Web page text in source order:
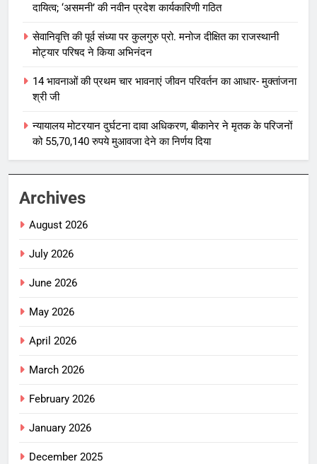
दायित्व; ‘असमनी’ की नवीन प्रदेश कार्यकारिणी गठित
सेवानिवृत्ति की पूर्व संध्या पर कुलगुरु प्रो. मनोज दीक्षित का राजस्थानी
मोट्यार परिषद ने किया अभिनंदन
14 भावनाओं की प्रथम चार भावनाएं जीवन परिवर्तन का आधार- मुक्तांजना
श्री जी
न्यायालय मोटरयान दुर्घटना दावा अधिकरण, बीकानेर ने मृतक के परिजनों
को 55,70,140 रुपये मुआवजा देने का निर्णय दिया
Archives
August 2026
July 2026
June 2026
May 2026
April 2026
March 2026
February 2026
January 2026
December 2025